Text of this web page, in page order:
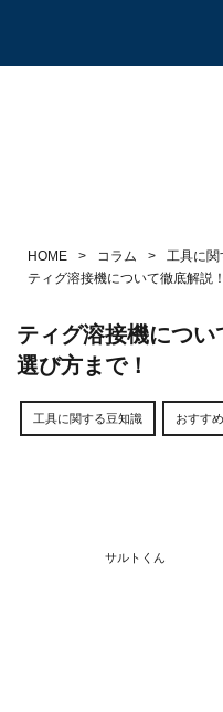
HOME > コラム > 工具に関
ティグ溶接機について徹底解説
ティグ溶接機につ
選び方まで！
工具に関する豆知識 おすす
サルトくん